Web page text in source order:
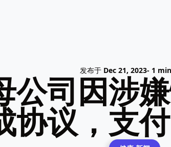
发布于 Dec 21, 2023- 1
司因涉
协议，支